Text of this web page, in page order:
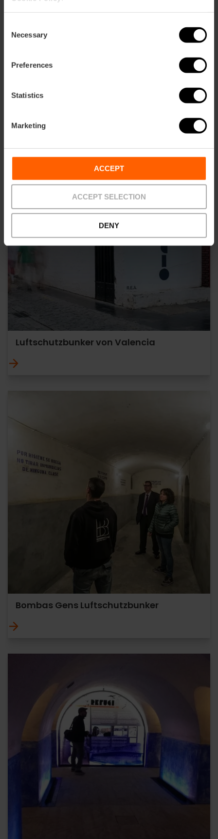
Selection
Necessary
Preferences
Statistics
Marketing
ACCEPT
ACCEPT SELECTION
DENY
Sie können auch interessiert sein
Luftschutzbunker von Valencia
Bombas Gens Luftschutzbunker